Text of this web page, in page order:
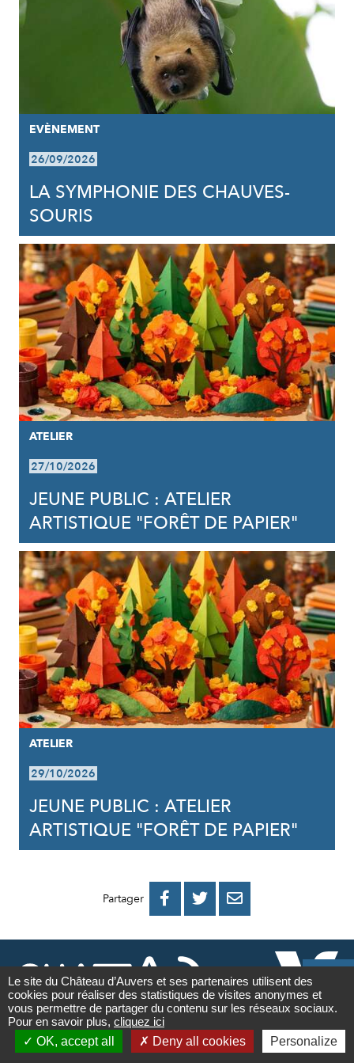
Contact

Newsletter
EVÈNEMENT
26/09/2026
LA SYMPHONIE DES CHAUVES-
SOURIS
ATELIER
27/10/2026
JEUNE PUBLIC : ATELIER
ARTISTIQUE "FORÊT DE PAPIER"
ATELIER
29/10/2026
JEUNE PUBLIC : ATELIER
ARTISTIQUE "FORÊT DE PAPIER"
Partager 
PARTAGER
FACEBOOK
PARTAGER
PARTAGER
MAIL
NEWSLETTER
Adresse
Le site du Château d’Auvers et ses partenaires utilisent des
cookies pour réaliser des statistiques de visites anonymes et
vous permettre de partager du contenu sur les réseaux sociaux.
Pour en savoir plus, cliquez ici
OK, accept all
Deny all cookies Personalize